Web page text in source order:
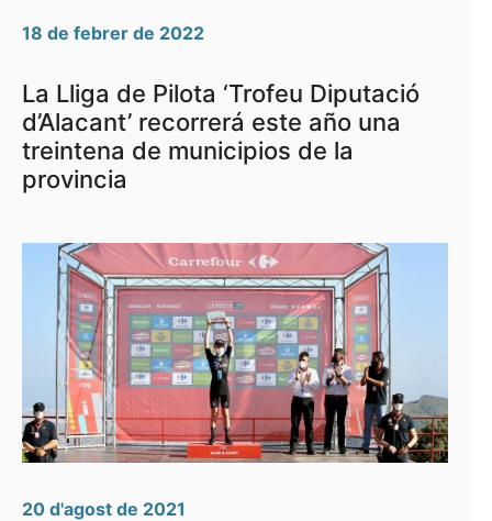
18 de febrer de 2022
La Lliga de Pilota ‘Trofeu Diputació
d’Alacant’ recorrerá este año una
treintena de municipios de la
provincia
20 d'agost de 2021